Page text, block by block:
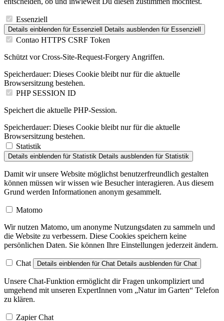
Essenziell
Details einblenden für Essenziell Details ausblenden für Essenziell
Contao HTTPS CSRF Token
Schützt vor Cross-Site-Request-Forgery Angriffen.
Speicherdauer: Dieses Cookie bleibt nur für die aktuelle
Browsersitzung bestehen.
PHP SESSION ID
Speichert die aktuelle PHP-Session.
Speicherdauer: Dieses Cookie bleibt nur für die aktuelle
Browsersitzung bestehen.
Statistik
Details einblenden für Statistik Details ausblenden für Statistik
Damit wir unsere Website möglichst benutzerfreundlich gestalten
können müssen wir wissen wie Besucher interagieren. Aus diesem
Grund werden Informationen anonym gesammelt.
Matomo
Wir nutzen Matomo, um anonyme Nutzungsdaten zu sammeln und
die Website zu verbessern. Diese Cookies speichern keine
persönlichen Daten. Sie können Ihre Einstellungen jederzeit ändern.
Chat Details einblenden für Chat Details ausblenden für Chat
Unsere Chat-Funktion ermöglicht dir Fragen unkompliziert und
umgehend mit unseren ExpertInnen vom „Natur im Garten“ Telefon
zu klären.
Zapier Chat